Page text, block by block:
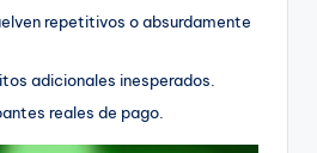
repetitivos o absurdamente
adicionales inesperados.
reales de pago.